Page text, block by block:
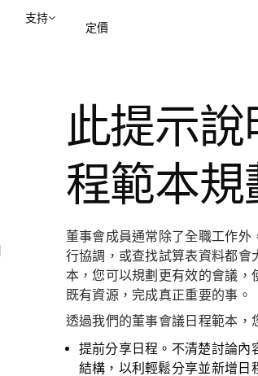
支持
定價
此提示
程範本
董事會成員通常除了全職工作
行協調，或查找試算表資料都
本，您可以規劃更有效的會議，
既有資源，完成真正重要的事。
透過我們的董事會議日程範本，
提前分享日程。 不清楚討論內
結構，以利輕鬆分享並新增日